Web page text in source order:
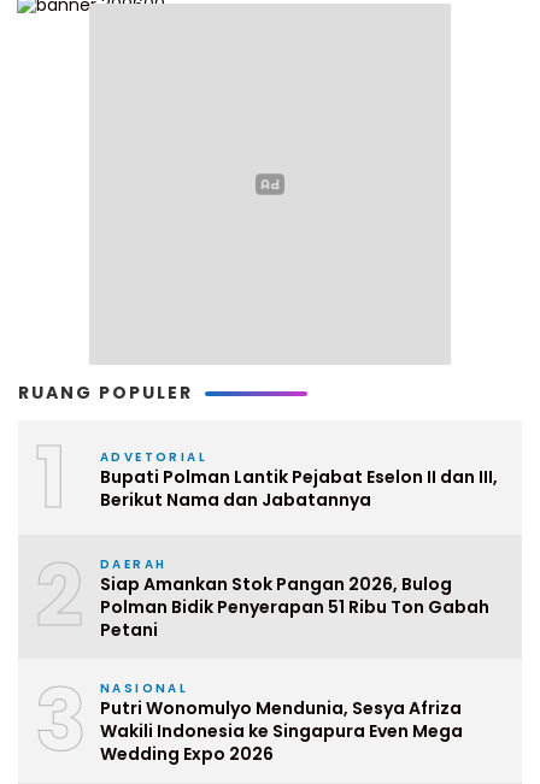
RUANG POPULER
1 ADVETORIAL
Bupati Polman Lantik Pejabat Eselon II dan III,
Berikut Nama dan Jabatannya
2 DAERAH
Siap Amankan Stok Pangan 2026, Bulog
Polman Bidik Penyerapan 51 Ribu Ton Gabah
Petani
3 NASIONAL
Putri Wonomulyo Mendunia, Sesya Afriza
Wakili Indonesia ke Singapura Even Mega
Wedding Expo 2026